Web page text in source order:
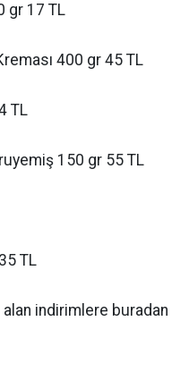
gr 17 TL
400 gr 45 TL
TL
150 gr 55 TL
TL
indirimlere buradan